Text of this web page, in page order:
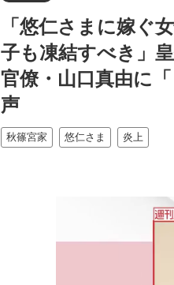
「悠仁さまに嫁ぐ
子も凍結すべき」
官僚・山口真由に
声
秋篠宮家 悠仁さま 炎上